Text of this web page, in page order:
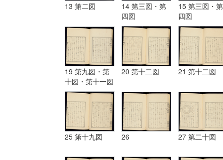
13 第二図
14 第三図・第
四図
15 第三図・第
四図
19 第九図・第
十図・第十一図
20 第十二図 21 第十二図
25 第十九図 26 27 第二十図